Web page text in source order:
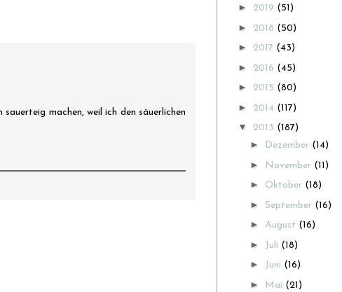
machen, weil ich den säuerlichen
► 2019 (51)
► 2018 (50)
► 2017 (43)
► 2016 (45)
► 2015 (80)
► 2014 (117)
▼ 2013 (187)
► Dezember (14)
► November (11)
► Oktober (18)
► September (16)
► August (16)
► Juli (18)
► Juni (16)
► Mai (21)